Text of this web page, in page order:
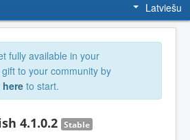
Latviešu
fully available in your
to your community by
here to start.
4.1.0.2 Stable